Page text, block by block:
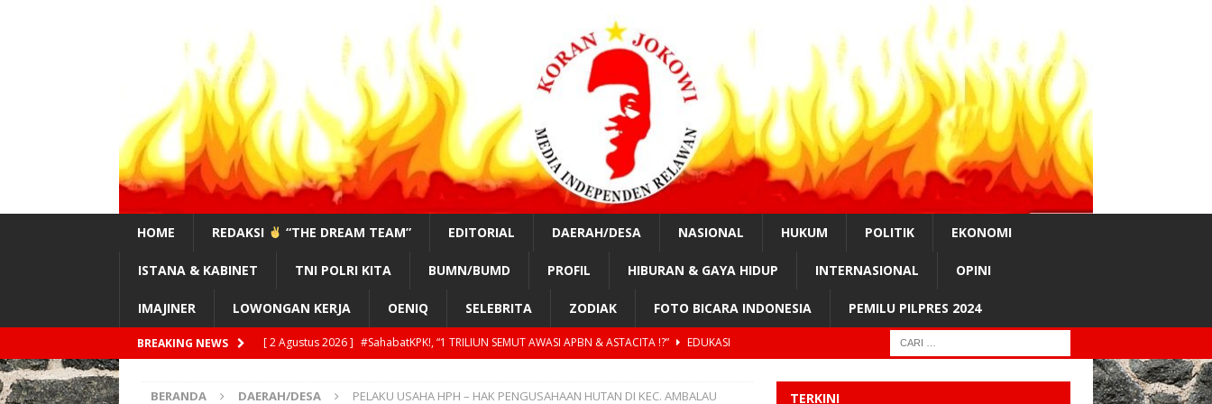
HOME REDAKSI “THE DREAM TEAM” EDITORIAL DAERAH/DESA NASIONAL HUKUM POLITIK EKONOMI
ISTANA & KABINET TNI POLRI KITA BUMN/BUMD PROFIL HIBURAN & GAYA HIDUP INTERNASIONAL OPINI
IMAJINER LOWONGAN KERJA OENIQ SELEBRITA ZODIAK FOTO BICARA INDONESIA PEMILU PILPRES 2024
BREAKING NEWS [ 2 Agustus 2026 ] #SahabatKPK!, “1 TRILIUN SEMUT AWASI APBN & ASTACITA !?”
EDUKASI
BERANDA DAERAH/DESA
PELAKU USAHA HPH – HAK PENGUSAHAAN HUTAN DI KEC. AMBALAU
TERKINI